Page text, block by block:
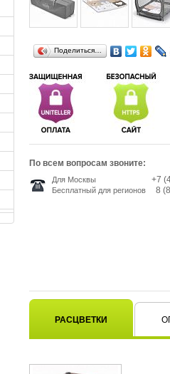
Поделиться…
По всем вопросам звоните:
Для Москвы
Бесплатный для регионов
+7
8
РАСЦВЕТКИ